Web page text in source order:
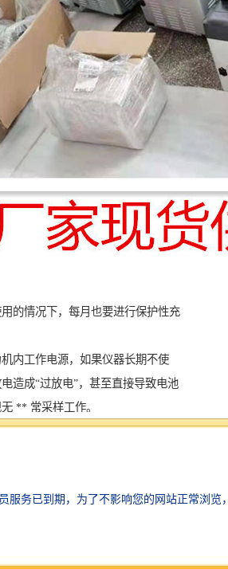
的情况下，每月也要进行保护性充
内工作电源，如果仪器长期不使
造成“过放电”，甚至直接导致电池
** 常采样工作。